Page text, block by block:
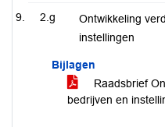
2.g
Ontwikkeling
instellingen
Bijlagen
Raadsbrief
bedrijven en